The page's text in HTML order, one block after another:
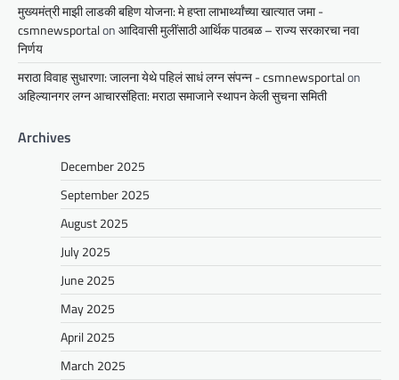
मुख्यमंत्री माझी लाडकी बहिण योजना: मे हप्ता लाभार्थ्यांच्या खात्यात जमा -
csmnewsportalonआदिवासी मुलींसाठी आर्थिक पाठबळ – राज्य सरकारचा नवा
निर्णय
मराठा विवाह सुधारणा: जालना येथे पहिलं साधं लग्न संपन्न - csmnewsportalon
अहिल्यानगर लग्न आचारसंहिता: मराठा समाजाने स्थापन केली सुचना समिती
Archives
December 2025
September 2025
August 2025
July 2025
June 2025
May 2025
April 2025
March 2025